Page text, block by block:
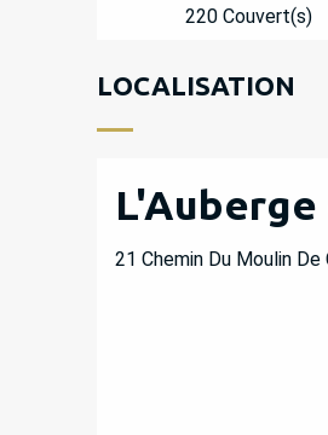
220 Couvert(s)
LOCALISATION
21 Chemin Du Moulin